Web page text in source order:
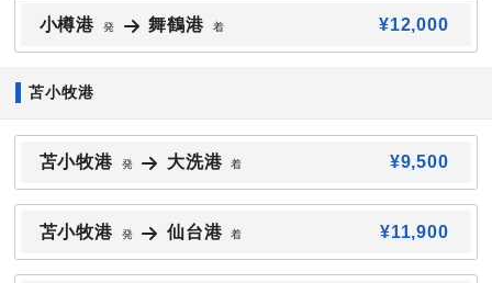
小樽港 発 舞鶴港 着 ¥12,000
苫小牧港
苫小牧港 発 大洗港 着 ¥9,500
苫小牧港 発 仙台港 着 ¥11,900